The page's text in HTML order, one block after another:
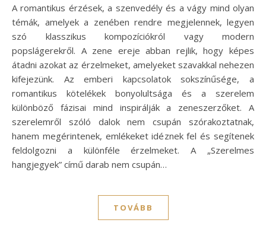
A romantikus érzések, a szenvedély és a vágy mind olyan
témák, amelyek a zenében rendre megjelennek, legyen
szó klasszikus kompozíciókról vagy modern
popslágerekről. A zene ereje abban rejlik, hogy képes
átadni azokat az érzelmeket, amelyeket szavakkal nehezen
kifejezünk. Az emberi kapcsolatok sokszínűsége, a
romantikus kötelékek bonyolultsága és a szerelem
különböző fázisai mind inspirálják a zeneszerzőket. A
szerelemről szóló dalok nem csupán szórakoztatnak,
hanem megérintenek, emlékeket idéznek fel és segítenek
feldolgozni a különféle érzelmeket. A „Szerelmes
hangjegyek” című darab nem csupán…
TOVÁBB